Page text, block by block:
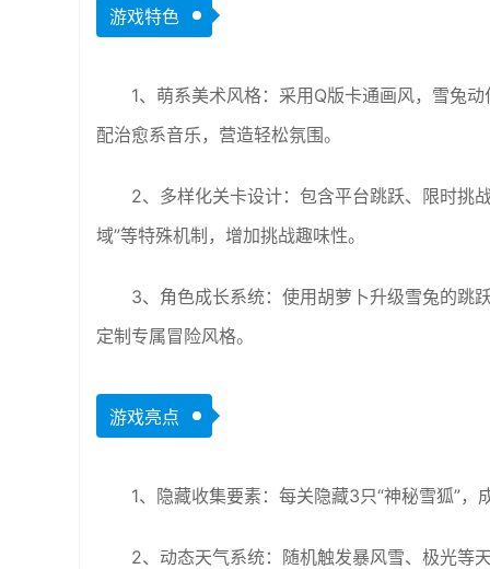
游戏特色
1、萌系美术风格：采用Q版卡通画风，雪兔
配治愈系音乐，营造轻松氛围。
2、多样化关卡设计：包含平台跳跃、限时挑
域”等特殊机制，增加挑战趣味性。
3、角色成长系统：使用胡萝卜升级雪兔的跳
定制专属冒险风格。
游戏亮点
1、隐藏收集要素：每关隐藏3只“神秘雪狐”
2、动态天气系统：随机触发暴风雪、极光等